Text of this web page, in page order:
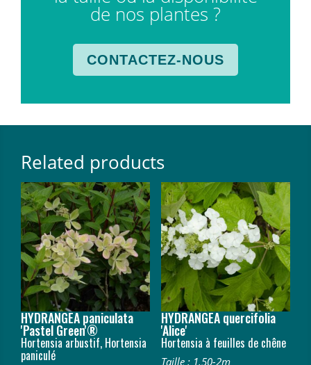
de nos plantes ?
CONTACTEZ-NOUS
Related products
HYDRANGEA paniculata
'Pastel Green'®
Hortensia arbustif, Hortensia
paniculé
HYDRANGEA quercifolia
'Alice'
Hortensia à feuilles de chêne
Taille : 1.50-2m